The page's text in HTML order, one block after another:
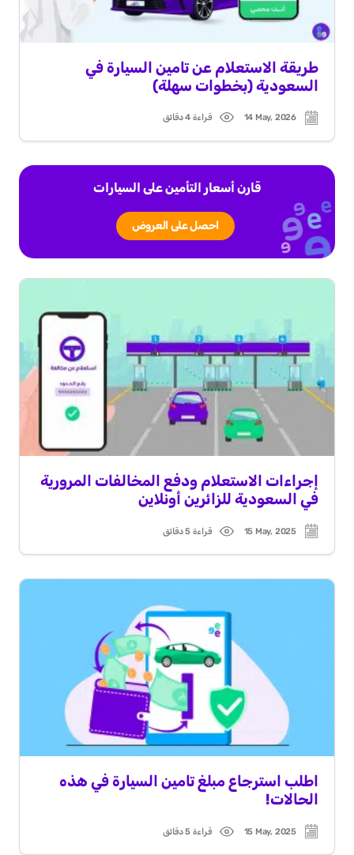
طريقة الاستعلام عن تامين السيارة في
السعودية (بخطوات سهلة)
Post
date
14 May, 2026
Read
time
قراءة 4 دقائق
قارن أسعار التأمين على السيارات
احصل على العروض
إجراءات الاستعلام ودفع المخالفات المرورية
في السعودية للزائرين أونلاين
Post
date
15 May, 2025
Read
time
قراءة 5 دقائق
اطلب استرجاع مبلغ تامين السيارة في هذه
الحالات!
Post
15 May, 2025
Read
قراءة 5 دقائق